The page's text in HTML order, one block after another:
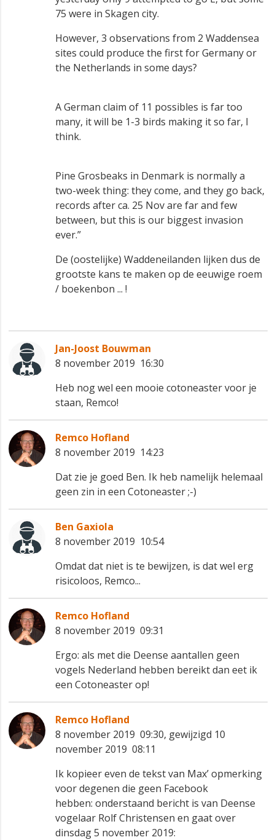
75 were in Skagen city.
However, 3 observations from 2 Waddensea
sites could produce the first for Germany or
the Netherlands in some days?
A German claim of 11 possibles is far too
many, it will be 1-3 birds making it so far, I
think.
Pine Grosbeaks in Denmark is normally a
two-week thing: they come, and they go back,
records after ca. 25 Nov are far and few
between, but this is our biggest invasion
ever.”
De (oostelijke) Waddeneilanden lijken dus de
grootste kans te maken op de eeuwige roem
/ boekenbon ... !
Jan-Joost Bouwman
8 november 2019 16:30
Heb nog wel een mooie cotoneaster voor je
staan, Remco!
Remco Hofland
8 november 2019 14:23
Dat zie je goed Ben. Ik heb namelijk helemaal
geen zin in een Cotoneaster ;-)
Ben Gaxiola
8 november 2019 10:54
Omdat dat niet is te bewijzen, is dat wel erg
risicoloos, Remco...
Remco Hofland
8 november 2019 09:31
Ergo: als met die Deense aantallen geen
vogels Nederland hebben bereikt dan eet ik
een Cotoneaster op!
Remco Hofland
8 november 2019 09:30, gewijzigd 10
november 2019 08:11
Ik kopieer even de tekst van Max’ opmerking
voor degenen die geen Facebook
hebben: onderstaand bericht is van Deense
vogelaar Rolf Christensen en gaat over
dinsdag 5 november 2019: